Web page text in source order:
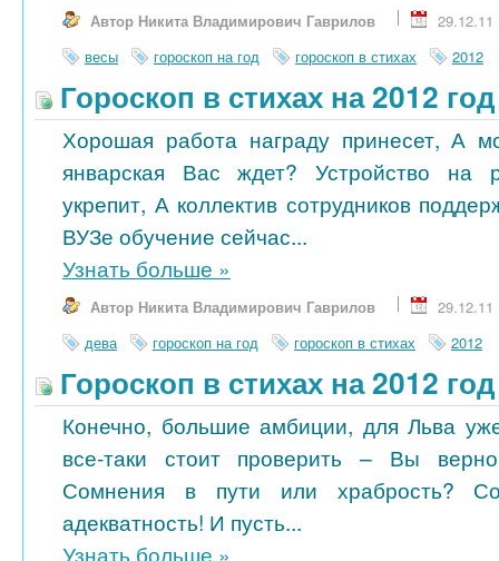
Автор Никита Владимирович Гаврилов
29.12.11
весы
гороскоп на год гороскоп в стихах 2012
Гороскоп в стихах на 2012
Хорошая работа награду принесет, А
январская Вас ждет? Устройство на
укрепит, А коллектив сотрудников
ВУЗе обучение сейчас...
Узнать больше »
Автор Никита Владимирович Гаврилов
29.12.11
дева
гороскоп на год гороскоп в стихах 2012
Гороскоп в стихах на 2012
Конечно, большие амбиции, для Льва
все-таки стоит проверить – Вы
Сомнения в пути или храбрость?
адекватность! И пусть...
Узнать больше »